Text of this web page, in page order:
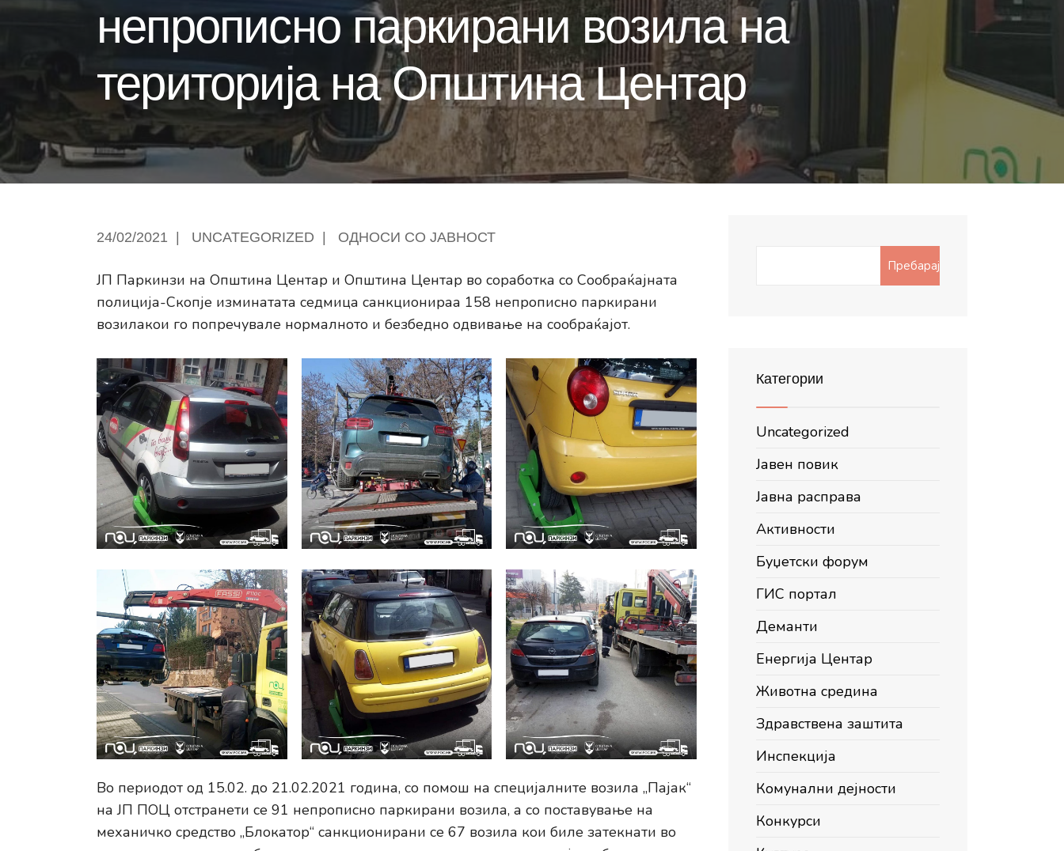
непрописно паркирани возила на
територија на Општина Центар
24/02/2021 UNCATEGORIZED ОДНОСИ СО ЈАВНОСТ
ЈП Паркинзи на Општина Центар и Општина Центар во соработка со Сообраќајната
полиција-Скопје изминатата седмица санкционираа 158 непрописно паркирани
возилакои го попречувале нормалното и безбедно одвивање на сообраќајот.
Во периодот од 15.02. до 21.02.2021 година, со помош на специјалните возила „Пајак“
на ЈП ПОЦ отстранети се 91 непрописно паркирани возила, а со поставување на
механичко средство „Блокатор“ санкционирани се 67 возила кои биле затекнати во
Пребарај
Категории
Uncategorized
Јавен повик
Јавна расправа
Активности
Буџетски форум
ГИС портал
Деманти
Енергија Центар
Животна средина
Здравствена заштита
Инспекција
Комунални дејности
Конкурси